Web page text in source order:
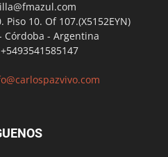
10. Of 107.(X5152EYN)
Córdoba - Argentina